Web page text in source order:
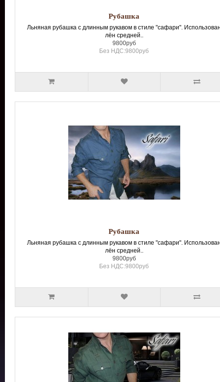
Рубашка
Льняная рубашка с длинным рукавом в стиле "сафари".
лён средней..
9800руб
Без НДС:9800руб
Рубашка
Льняная рубашка с длинным рукавом в стиле "сафари".
лён средней..
9800руб
Без НДС:9800руб